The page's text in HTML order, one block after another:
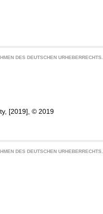
DES DEUTSCHEN URHEBERRECHTS.
[2019], © 2019
DES DEUTSCHEN URHEBERRECHTS.